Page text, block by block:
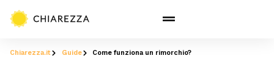
Chiarezza.it Guide Come funziona un rimorchio?